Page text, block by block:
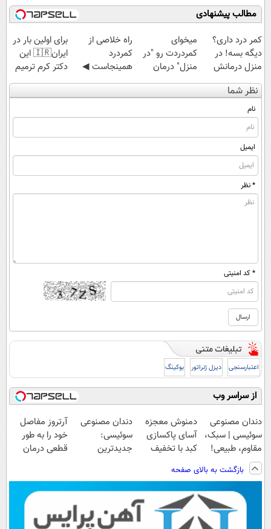
مطالب پیشنهادی
کمر درد داری؟
دیگه بسه! در
منزل درمانش
کن
(◀پرسش‌نامه)
میخوای
کمردردت رو "در
منزل" درمان
کنی؟ (◂فیلم +
◂پرسش‌نامه)
‌راه خلاصی از
کمردرد
همینجاست ◀
فقط کافیه فرم
رو پر کنی!
برای اولین بار در
ایران🇮🇷 این
دکتر کرم ترمیم
کننده 23 روزه
ساخت!
نظر شما
نام
ایمیل
* نظر
* کد امنیتی
اعتبارسنجی دیزل ژنراتور بوکینگ
از سراسر وب
دندان مصنوعی
سوئیسی | سبک،
مقاوم، طبیعی!
ویزیت
رایگان+پرداخت
اقساطی😍
دمنوش معجزه
آسای پاکسازی
کبد با تخفیف
دندان مصنوعی
سوئیسی:
جدیدترین
پرداخت قسطی
آرتروز مفاصل
خود را به طور
قطعی درمان
بازگشت به بالای صفحه